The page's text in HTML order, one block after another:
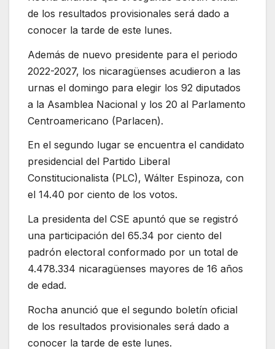
de los resultados provisionales será dado a
conocer la tarde de este lunes.
Además de nuevo presidente para el periodo
2022-2027, los nicaragüenses acudieron a las
urnas el domingo para elegir los 92 diputados
a la Asamblea Nacional y los 20 al Parlamento
Centroamericano (Parlacen).
En el segundo lugar se encuentra el candidato
presidencial del Partido Liberal
Constitucionalista (PLC), Wálter Espinoza, con
el 14.40 por ciento de los votos.
La presidenta del CSE apuntó que se registró
una participación del 65.34 por ciento del
padrón electoral conformado por un total de
4.478.334 nicaragüenses mayores de 16 años
de edad.
Rocha anunció que el segundo boletín oficial
de los resultados provisionales será dado a
conocer la tarde de este lunes.